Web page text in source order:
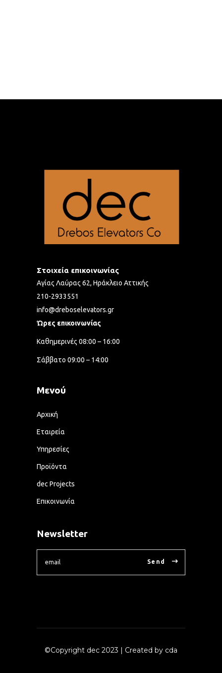
Στοιχεία επικοινωνίας
Αγίας Λαύρας 62, Ηράκλειο Αττικής
210-2933551
info@dreboselevators.gr
Ώρες επικοινωνίας
Καθημερινές 08:00 – 16:00
Σάββατο 09:00 – 14:00
Μενού
Αρχική
Εταιρεία
Υπηρεσίες
Προϊόντα
dec Projects
Επικοινωνία
Newsletter
Send
©Copyright dec 2023 | Created by cda